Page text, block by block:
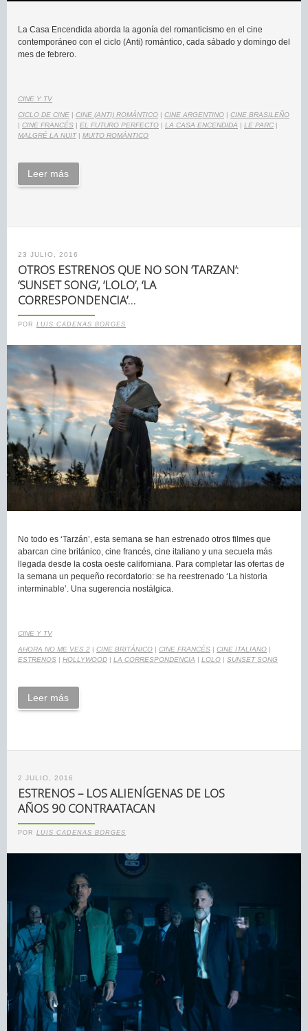
La Casa Encendida aborda la agonía del romanticismo en el cine
contemporáneo con el ciclo (Anti) romántico, cada sábado y domingo del
mes de febrero.
CINE Y TV
CICLO DE CINE | CINE (ANTI) ROMÁNTICO | CINE ARGENTINO | CINE BRASILEÑO
| CINE FRANCÉS | EL FUTURO PERFECTO | LA CASA ENCENDIDA | LE PARC |
MALGRÉ LA NUIT| MUITO ROMÁNTICO
Leer más
23 JULIO, 2016
OTROS ESTRENOS QUE NO SON ‘TARZAN’:
‘SUNSET SONG’, ‘LOLO’, ‘LA
CORRESPONDENCIA’…
POR LUIS CADENAS BORGES
No todo es ‘Tarzán’, esta semana se han estrenado otros filmes que
abarcan cine británico, cine francés, cine italiano y una secuela más
llegada desde la costa oeste californiana. Para completar las ofertas de
la semana un pequeño recordatorio: se ha reestrenado ‘La historia
interminable’. Una sugerencia nostálgica.
CINE Y TV
AHORA NO ME VES 2 | CINE BRITÁNICO | CINE FRANCÉS | CINE ITALIANO |
ESTRENOS | HOLLYWOOD | LA CORRESPONDENCIA | LOLO | SUNSET SONG
Leer más
2 JULIO, 2016
ESTRENOS – LOS ALIENÍGENAS DE LOS
AÑOS 90 CONTRAATACAN
POR LUIS CADENAS BORGES